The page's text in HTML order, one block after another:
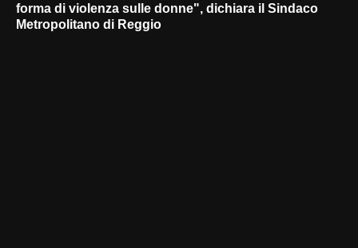
forma di violenza sulle donne", dichiara il Sindaco
Metropolitano di Reggio